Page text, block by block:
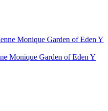
Monique Garden of Eden Y